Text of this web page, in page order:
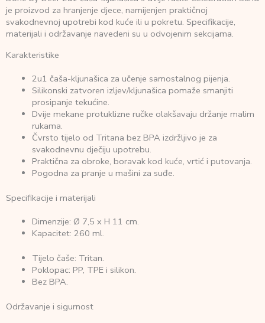
je proizvod za hranjenje djece, namijenjen praktičnoj
svakodnevnoj upotrebi kod kuće ili u pokretu. Specifikacije,
materijali i održavanje navedeni su u odvojenim sekcijama.
Karakteristike
2u1 čaša-kljunašica za učenje samostalnog pijenja.
Silikonski zatvoren izljev/kljunašica pomaže smanjiti
prosipanje tekućine.
Dvije mekane protuklizne ručke olakšavaju držanje malim
rukama.
Čvrsto tijelo od Tritana bez BPA izdržljivo je za
svakodnevnu dječiju upotrebu.
Praktična za obroke, boravak kod kuće, vrtić i putovanja.
Pogodna za pranje u mašini za suđe.
Specifikacije i materijali
Dimenzije: Ø 7,5 x H 11 cm.
Kapacitet: 260 ml.
Tijelo čaše: Tritan.
Poklopac: PP, TPE i silikon.
Bez BPA.
Održavanje i sigurnost